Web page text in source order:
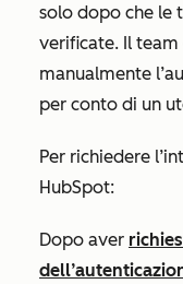
solo dopo che le
verificate. Il
manualmente
per conto di un
Per richiedere
HubSpot:
Dopo aver